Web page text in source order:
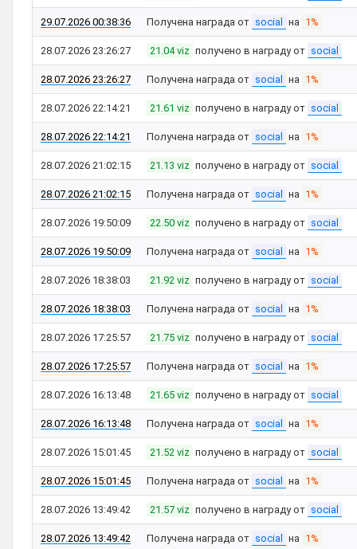
29.07.2026 00:38:36 Получена награда от social на 1%
28.07.2026 23:26:27 21.04 viz получено в награду от social
28.07.2026 23:26:27 Получена награда от social на 1%
28.07.2026 22:14:21 21.61 viz получено в награду от social
28.07.2026 22:14:21 Получена награда от social на 1%
28.07.2026 21:02:15 21.13 viz получено в награду от social
28.07.2026 21:02:15 Получена награда от social на 1%
28.07.2026 19:50:09 22.50 viz получено в награду от social
28.07.2026 19:50:09 Получена награда от social на 1%
28.07.2026 18:38:03 21.92 viz получено в награду от social
28.07.2026 18:38:03 Получена награда от social на 1%
28.07.2026 17:25:57 21.75 viz получено в награду от social
28.07.2026 17:25:57 Получена награда от social на 1%
28.07.2026 16:13:48 21.65 viz получено в награду от social
28.07.2026 16:13:48 Получена награда от social на 1%
28.07.2026 15:01:45 21.52 viz получено в награду от social
28.07.2026 15:01:45 Получена награда от social на 1%
28.07.2026 13:49:42 21.57 viz получено в награду от social
28.07.2026 13:49:42 Получена награда от social на 1%